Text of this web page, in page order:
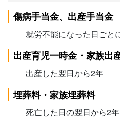
傷病手当金、出産手当金
就労不能になった日ごと
出産育児一時金・家族出
出産した翌日から2年
埋葬料・家族埋葬料
死亡した日の翌日から2年